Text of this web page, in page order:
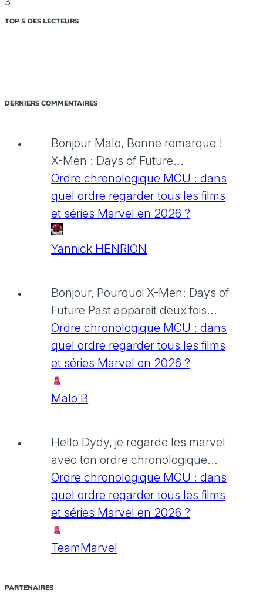
TOP 5 DES LECTEURS
DERNIERS COMMENTAIRES
Bonjour Malo, Bonne remarque !
X-Men : Days of Future...
Ordre chronologique MCU : dans
quel ordre regarder tous les films
et séries Marvel en 2026 ?
Yannick HENRION
Bonjour, Pourquoi X-Men: Days of
Future Past apparait deux fois...
Ordre chronologique MCU : dans
quel ordre regarder tous les films
et séries Marvel en 2026 ?
Malo B
Hello Dydy, je regarde les marvel
avec ton ordre chronologique...
Ordre chronologique MCU : dans
quel ordre regarder tous les films
et séries Marvel en 2026 ?
TeamMarvel
PARTENAIRES